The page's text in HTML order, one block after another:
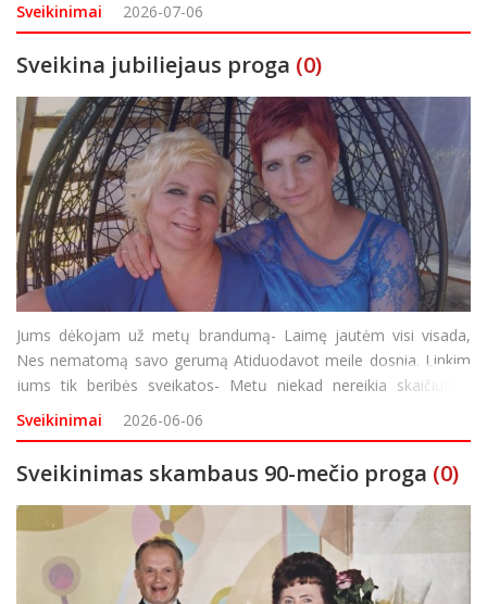
Sveikinimai 2026-07-06
Sveikina jubiliejaus proga (0)
Jums dėkojam už metų brandumą- Laimę jautėm visi visada,
Nes nematomą savo gerumą Atiduodavot meile dosnia. Linkim
jums tik beribės sveikatos- Metų niekad nereikia skaičiuot…
Tegu liejasi taurės šampano! Ir lai muzika šiandien jums gros!
55-mečio proga nuoširdžiai
Sveikinimai 2026-06-06
Sveikinimas skambaus 90-mečio proga (0)